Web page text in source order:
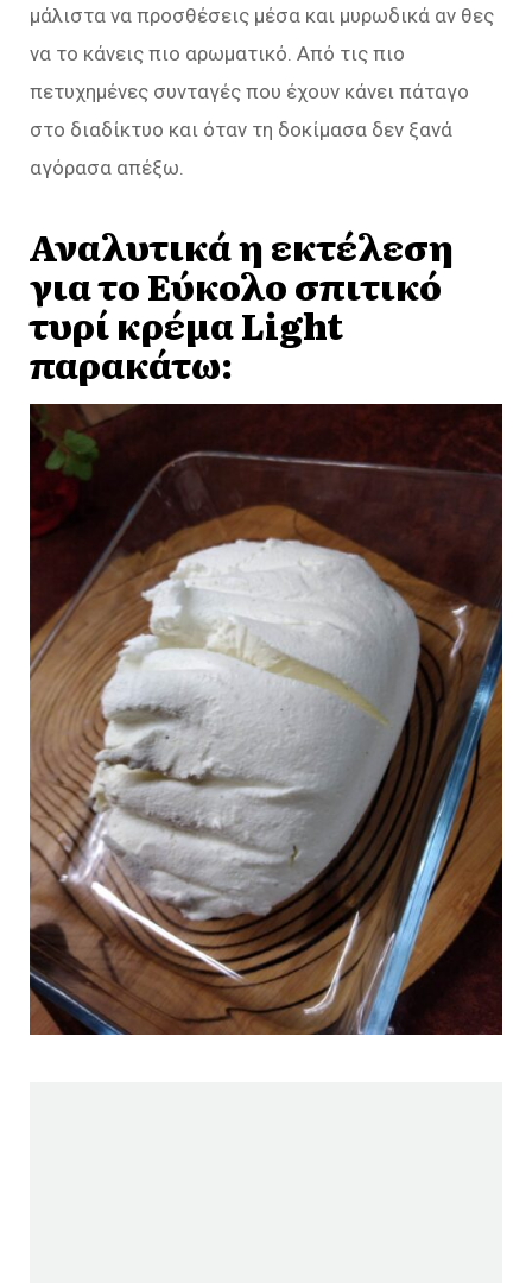
μάλιστα να προσθέσεις μέσα και μυρωδικά αν θες
να το κάνεις πιο αρωματικό. Από τις πιο
πετυχημένες συνταγές που έχουν κάνει πάταγο
στο διαδίκτυο και όταν τη δοκίμασα δεν ξανά
αγόρασα απέξω.
Αναλυτικά η εκτέλεση
για το Εύκολο σπιτικό
τυρί κρέμα Light
παρακάτω: